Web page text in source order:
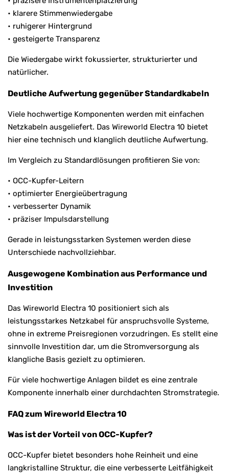
• klarere Stimmenwiedergabe
• ruhigerer Hintergrund
• gesteigerte Transparenz
Die Wiedergabe wirkt fokussierter, strukturierter und
natürlicher.
Deutliche Aufwertung gegenüber Standardkabeln
Viele hochwertige Komponenten werden mit einfachen
Netzkabeln ausgeliefert. Das Wireworld Electra 10 bietet
hier eine technisch und klanglich deutliche Aufwertung.
Im Vergleich zu Standardlösungen profitieren Sie von:
• OCC-Kupfer-Leitern
• optimierter Energieübertragung
• verbesserter Dynamik
• präziser Impulsdarstellung
Gerade in leistungsstarken Systemen werden diese
Unterschiede nachvollziehbar.
Ausgewogene Kombination aus Performance und
Investition
Das Wireworld Electra 10 positioniert sich als
leistungsstarkes Netzkabel für anspruchsvolle Systeme,
ohne in extreme Preisregionen vorzudringen. Es stellt eine
sinnvolle Investition dar, um die Stromversorgung als
klangliche Basis gezielt zu optimieren.
Für viele hochwertige Anlagen bildet es eine zentrale
Komponente innerhalb einer durchdachten Stromstrategie.
FAQ zum Wireworld Electra 10
Was ist der Vorteil von OCC-Kupfer?
OCC-Kupfer bietet besonders hohe Reinheit und eine
langkristalline Struktur, die eine verbesserte Leitfähigkeit